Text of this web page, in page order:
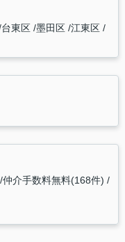
台東区 墨田区 江東区
仲介手数料無料(168件)